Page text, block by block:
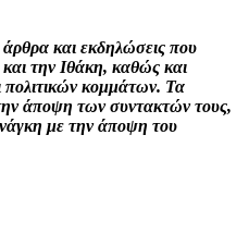
και εκδηλώσεις που
την Ιθάκη, καθώς και
πολιτικών κομμάτων. Τα
άποψη των συντακτών τους,
με την άποψη του